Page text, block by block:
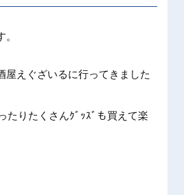
。
屋え ぐざいるに行って きました
たりたく さんｸﾞ ｯｽﾞも買えて楽